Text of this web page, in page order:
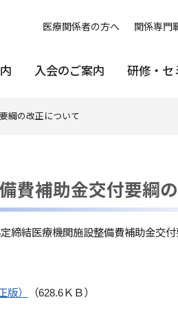
医療関係者の方へ 関係専門
入会のご案内 研修・セ
綱の改正について
費補助金交付要綱
結医療機関施設整備費補助金交
版） （628.6ＫＢ）